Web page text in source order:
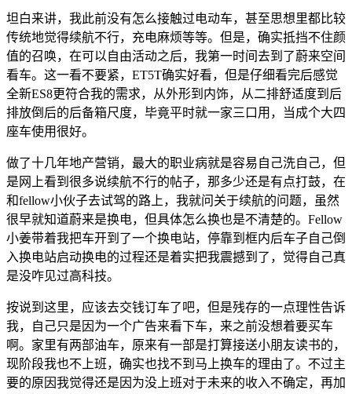
坦白来讲，我此前没有怎么接触过电动车，甚至思想里都比较
传统地觉得续航不行，充电麻烦等等。但是，确实抵挡不住颜
值的召唤，在可以自由活动之后，我第一时间去到了蔚来空间
看车。这一看不要紧，ET5T确实好看，但是仔细看完后感觉
全新ES8更符合我的需求，从外形到内饰，从二排舒适度到后
排放倒后的后备箱尺度，毕竟平时就一家三口用，当成个大四
座车使用很好。
做了十几年地产营销，最大的职业病就是容易自己洗自己，但
是网上看到很多说续航不行的帖子，那多少还是有点打鼓，在
和fellow小伙子去试驾的路上，我就问关于续航的问题，虽然
很早就知道蔚来是换电，但具体怎么换也是不清楚的。Fellow
小姜带着我把车开到了一个换电站，停靠到框内后车子自己倒
入换电站启动换电的过程还是着实把我震撼到了，觉得自己真
是没咋见过高科技。
按说到这里，应该去交钱订车了吧，但是残存的一点理性告诉
我，自己只是因为一个广告来看下车，来之前没想着要买车
啊。家里有两部油车，原来有一部是打算接送小朋友读书的，
现阶段我也不上班，确实也找不到马上换车的理由了。不过主
要的原因我觉得还是因为没上班对于未来的收入不确定，再加